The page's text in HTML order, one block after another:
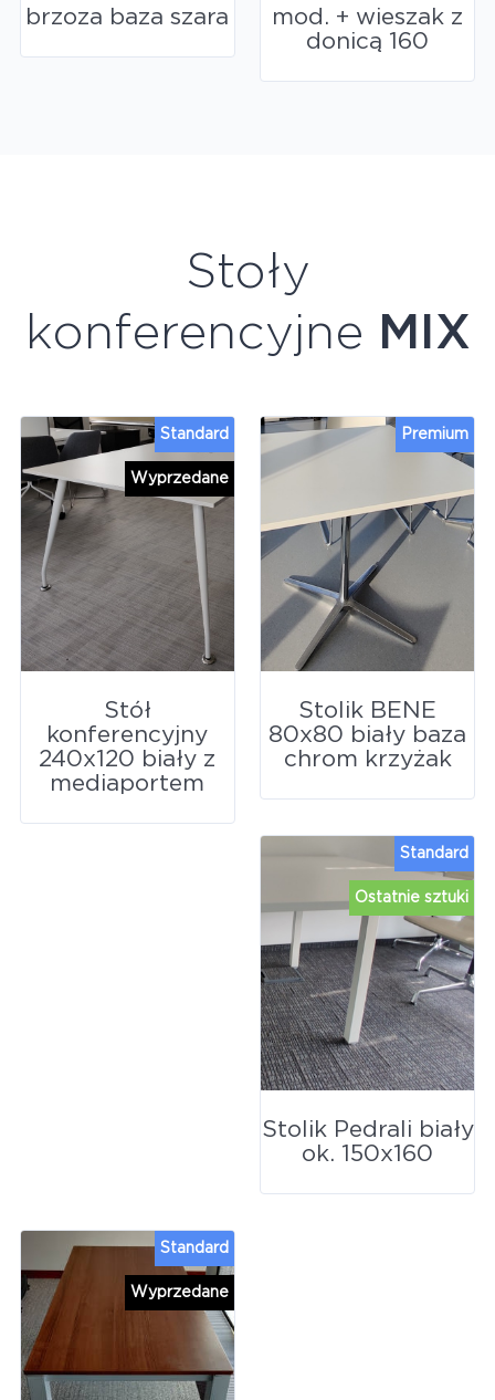
brzoza baza szara
mod. + wieszak z
donicą 160
Stoły
konferencyjne MIX
Wyprzedane
Standard
Stół
konferencyjny
240x120 biały z
mediaportem
Premium
Stolik BENE
80x80 biały baza
chrom krzyżak
Ostatnie sztuki
Standard
Stolik Pedrali biały
ok. 150x160
Wyprzedane
Standard